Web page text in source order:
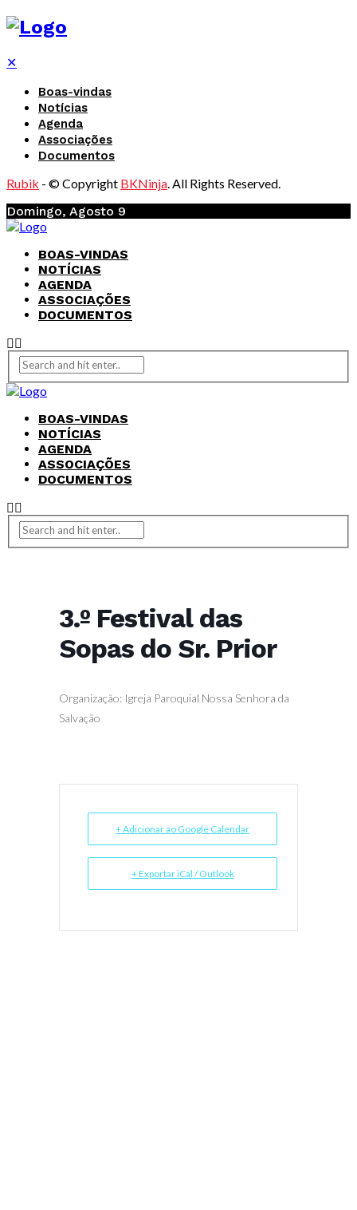
✕
Boas-vindas
Notícias
Agenda
Associações
Documentos
Rubik - © Copyright BKNinja. All Rights Reserved.
Domingo, Agosto 9
BOAS-VINDAS
NOTÍCIAS
AGENDA
ASSOCIAÇÕES
DOCUMENTOS
BOAS-VINDAS
NOTÍCIAS
AGENDA
ASSOCIAÇÕES
DOCUMENTOS
3.º Festival das
Sopas do Sr. Prior
Organização: Igreja Paroquial Nossa Senhora da
Salvação
+ Adicionar ao Google Calendar
+ Exportar iCal / Outlook